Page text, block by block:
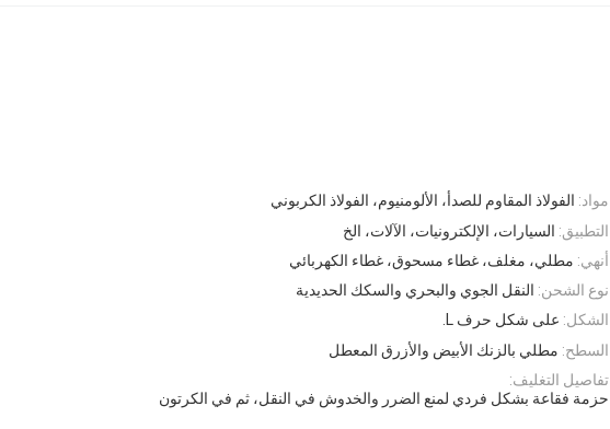
مواد: الفولاذ المقاوم للصدأ، الألومنيوم، الفولاذ الكربوني
التطبيق: السيارات، الإلكترونيات، الآلات، الخ
أنهي: مطلي، مغلف، غطاء مسحوق، غطاء الكهربائي
نوع الشحن: النقل الجوي والبحري والسكك الحديدية
الشكل: على شكل حرف L.
السطح: مطلي بالزنك الأبيض والأزرق المعطل
تفاصيل التغليف:
حزمة فقاعة بشكل فردي لمنع الضرر والخدوش في النقل، ثم في الكرتون